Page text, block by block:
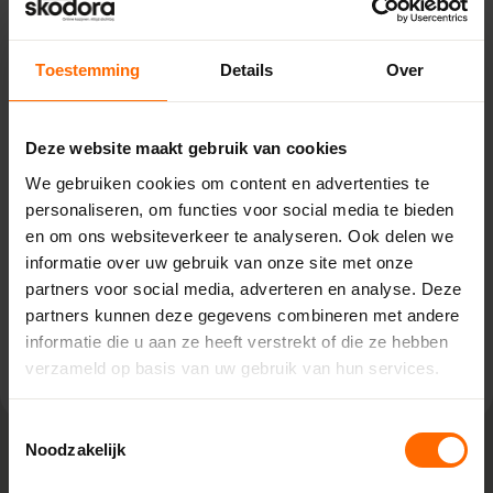
Toestemming Details Over
Deze website maakt gebruik van cookies
We gebruiken cookies om content en advertenties te
personaliseren, om functies voor social media te bieden
en om ons websiteverkeer te analyseren. Ook delen we
informatie over uw gebruik van onze site met onze
partners voor social media, adverteren en analyse. Deze
partners kunnen deze gegevens combineren met andere
informatie die u aan ze heeft verstrekt of die ze hebben
verzameld op basis van uw gebruik van hun services.
Noodzakelijk
Pick-up point
Pampuslaan 217,
1382 JP Weesp
0513335000
weesp@skodora.nl
Selecteren als mijn vestiging
Bekijk vestiging info